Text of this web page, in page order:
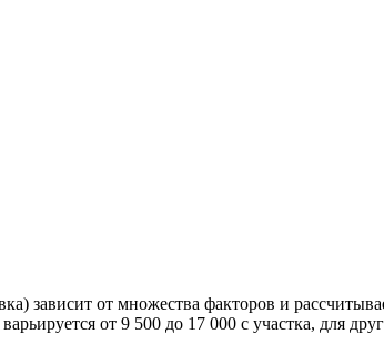
зависит от множества факторов и
от 9 500 до 17 000 с участка, для